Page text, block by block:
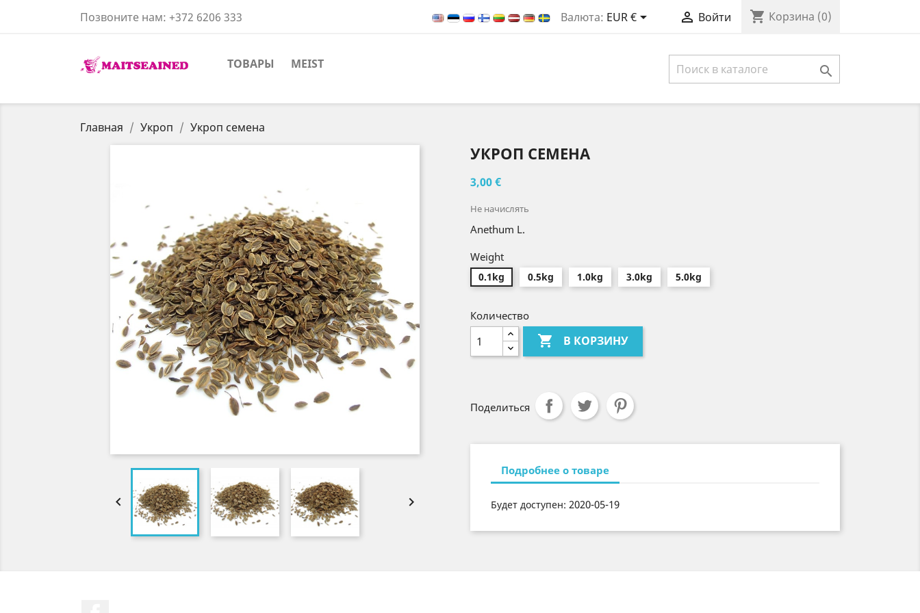
Позвоните нам: +372 6206 333 Валюта: EUR €  Войти shopping_cart Корзина (0)
ТОВАРЫ MEIST 
Главная Укроп Укроп семена
 
УКРОП СЕМЕНА
3,00 €
Не начислять
Anethum L.
Weight
0.1kg 0.5kg 1.0kg 3.0kg 5.0kg
Количество
 В КОРЗИНУ
Поделиться
Подробнее о товаре
Будет доступен: 2020-05-19